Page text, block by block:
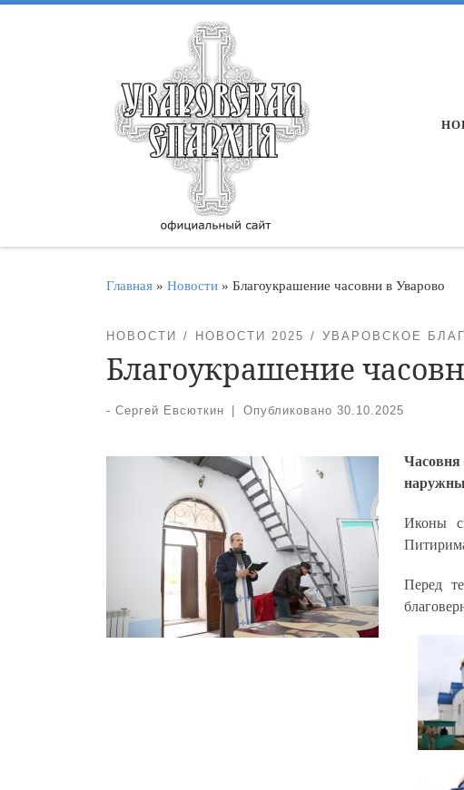
Главная » Новости » Благоукрашение часовни в Уварово
НОВОСТИ НОВОСТИ 2025 УВАРОВСКОЕ
Благоукрашение
- Сергей Евсюткин Опубликовано 30.10.2025
Часовня
Иконы
Перед